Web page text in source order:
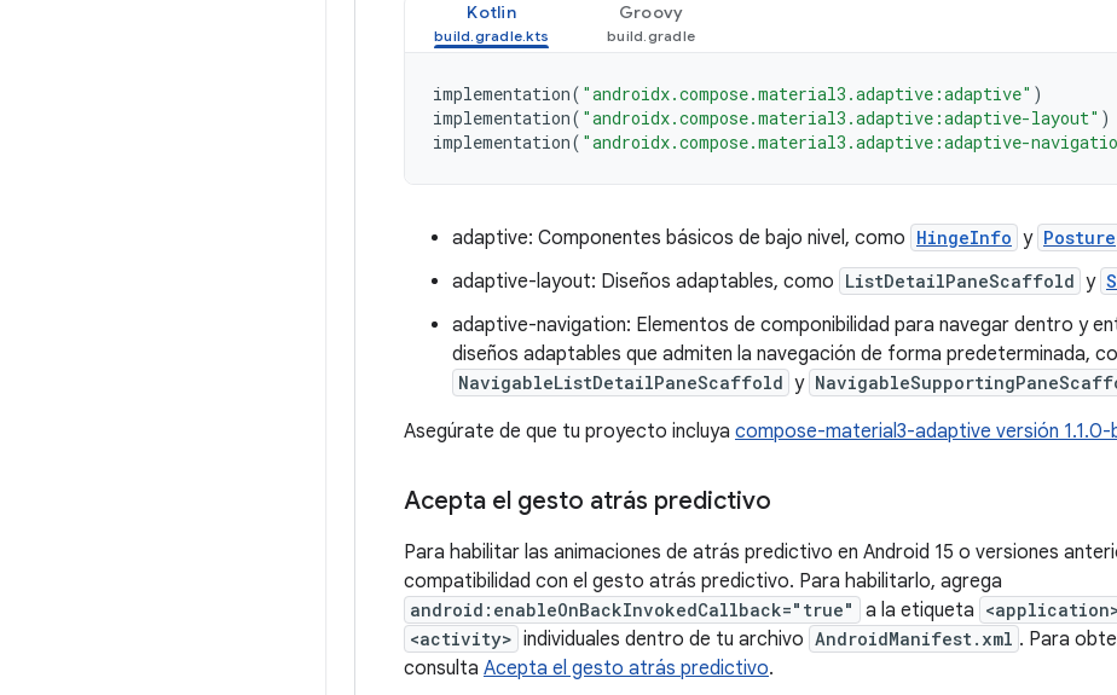
Kotlin Groovy
implementation( "androidx.compose.material3.adaptive:adaptive" )
implementation( "androidx.compose.material3.adaptive:adaptive-layout" )
implementation( "androidx.compose.material3.adaptive:adaptive-
adaptive: Componentes básicos de bajo nivel, como HingeInfo y Posture
adaptive-layout: Diseños adaptables, como ListDetailPaneScaffold y
adaptive-navigation: Elementos de componibilidad para navegar dentro y
diseños adaptables que admiten la navegación de forma predeterminada,
NavigableListDetailPaneScaffold y
Asegúrate de que tu proyecto incluya compose-material3-adaptive versión 1.1.0-
Acepta el gesto atrás predictivo
Para habilitar las animaciones de atrás predictivo en Android 15 o versiones
compatibilidad con el gesto atrás predictivo. Para habilitarlo, agrega
android:enableOnBackInvokedCallback="true" a la etiqueta
<activity> individuales dentro de tu archivo AndroidManifest.xml . Para
consulta Acepta el gesto atrás predictivo.